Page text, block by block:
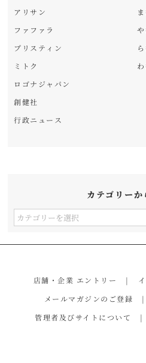
アリサン
ファファラ
プリスティン
ミトク
ロゴナジャパン
創健社
行政ニュース
カテゴリー
カ
店舗・企業 エントリー
メールマガジンのご登録
管理者及びサイトについて